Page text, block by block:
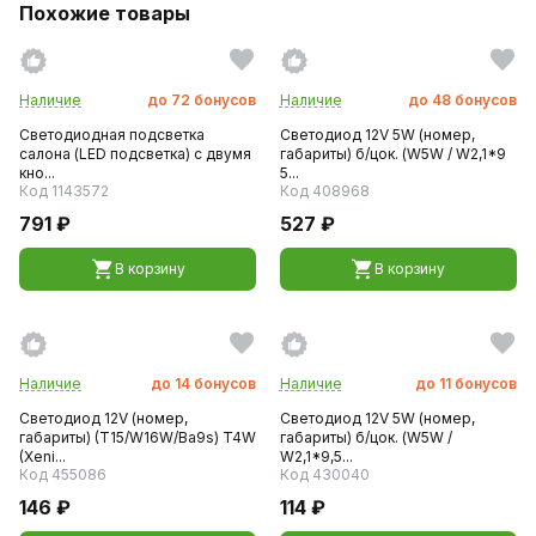
Похожие товары
Наличие до 72 бонусов
Светодиодная подсветка
салона (LED подсветка) с двумя
кно...
Код 1143572
791 ₽
В корзину
Наличие до 48 бонусов
Светодиод 12V 5W (номер,
габариты) б/цок. (W5W / W2,1*9
5...
Код 408968
527 ₽
В корзину
Наличие до 14 бонусов
Светодиод 12V (номер,
габариты) (T15/W16W/Ba9s) T4W
(Xeni...
Код 455086
146 ₽
Наличие до 11 бонусов
Светодиод 12V 5W (номер,
габариты) б/цок. (W5W /
W2,1*9,5...
Код 430040
114 ₽